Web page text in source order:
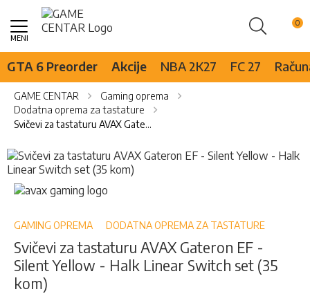
Pretraži
Skip
Content
GTA 6 Preorder Akcije NBA 2K27 FC 27
GAME CENTAR
Gaming oprema
Dodatna oprema za tastature
Svičevi za tastaturu AVAX Gateron EF - Silent Yellow - Halk Linear Switch set (35 kom)
Skip
to
the
end
the
images
gallery
Skip
to
beginning
the
images
gallery
GAMING OPREMA DODATNA OPREMA ZA TASTATURE
Svičevi za tastaturu AVAX Gateron EF -
Silent Yellow - Halk Linear Switch set (35
kom)